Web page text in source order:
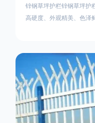
锌钢草坪护栏锌钢草坪护
高硬度、外观精美、色泽
的使用方法主要是应用在
护栏产品的表面设计较
栏产品的伤害值。在安装
了的基础